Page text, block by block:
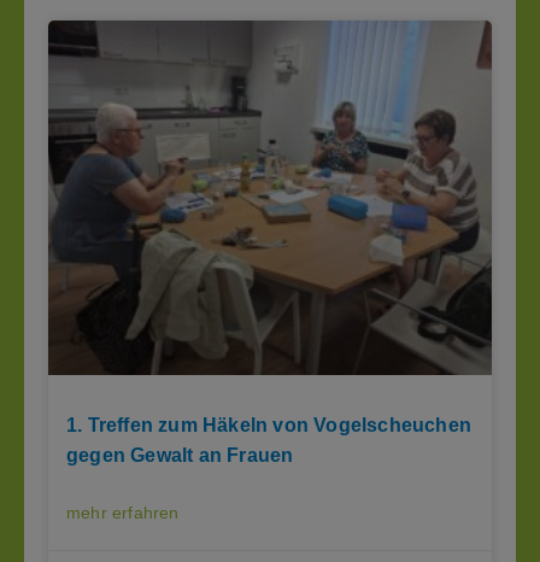
1. Treffen zum Häkeln von Vogelscheuchen
gegen Gewalt an Frauen
mehr erfahren